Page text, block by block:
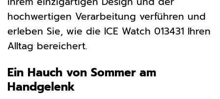
hochwertigen Verarbeitung verführen und
erleben Sie, wie die ICE Watch 013431 Ihren
Alltag bereichert.
Ein Hauch von Sommer am
Handgelenk